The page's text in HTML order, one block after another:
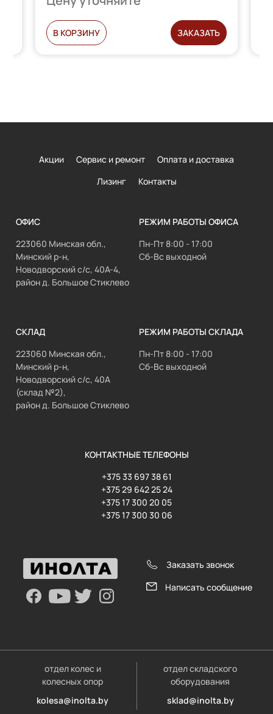
В КОРЗИНУ ЗАКАЗАТЬ
Акции Сервис и ремонт
Оплата и доставка
Лизинг
Контакты
ОФИС
223060 Минская обл.,
Минский р-н,
Новодворский с/с, 40А-4,
район д. Большое Стиклево
РЕЖИМ РАБОТЫ ОФИСА
Пн-Пт 8:00 - 17:00
Сб-Вс выходной
СКЛАД
223060 Минская обл.,
Минский р-н,
Новодворский с/с, 40А
(склад №2),
район д. Большое Стиклево
РЕЖИМ РАБОТЫ СКЛАДА
Пн-Пт 8:00 - 17:00
Сб-Вс выходной
КОНТАКТНЫЕ ТЕЛЕФОНЫ
+375 33 697 38 61
+375 29 642 25 24
+375 17 300 20 05
+375 17 300 30 06
Заказать звонок
Написать сообщение
отдел колес и
колесных опор
kolesa@inolta.by
отдел складского
оборудования
sklad@inolta.by